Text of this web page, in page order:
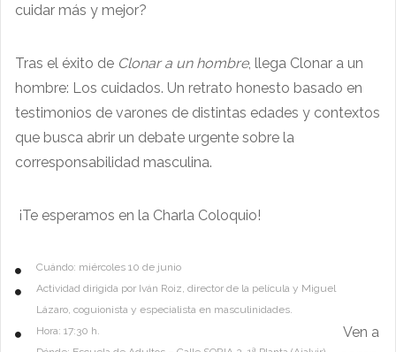
cuidar más y mejor?
Tras el éxito de Clonar a un hombre, llega Clonar a un
hombre: Los cuidados. Un retrato honesto basado en
testimonios de varones de distintas edades y contextos
que busca abrir un debate urgente sobre la
corresponsabilidad masculina.
¡Te esperamos en la Charla Coloquio!
Cuándo: miércoles 10 de junio
Actividad dirigida por Iván Roiz, director de la película y Miguel
Lázaro, coguionista y especialista en masculinidades.
Hora: 17:30 h.
Ven a